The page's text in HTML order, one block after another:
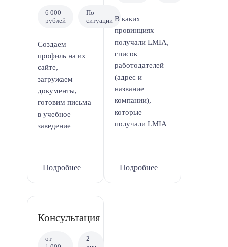
6 000
рублей
По
ситуации
Создаем
профиль на их
сайте,
загружаем
документы,
готовим письма
в учебное
заведение
Подробнее
В каких
провинциях
получали LMIA,
список
работодателей
(адрес и
название
компании),
которые
получали LMIA
Подробнее
Консультация
от
2